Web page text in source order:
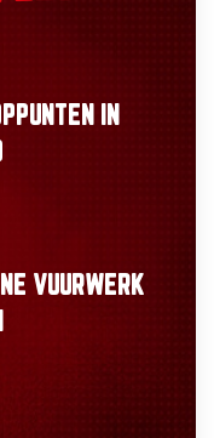
IN
VUURWERK